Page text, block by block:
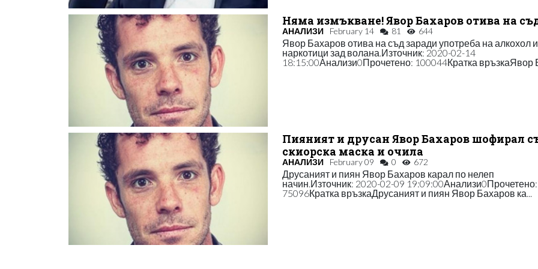
Няма измъкване! Явор Бахаров отива на
АНАЛИЗИ February 14 81 644
Явор Бахаров отива на съд заради употреба на алкохол и
наркотици зад волана.Източник: 2020-02-14
18:15:00Анализи0Прочетено: 100044Кратка връзкаЯвор
Пияният и друсан Явор Бахаров шофирал
скиорска маска и очила
АНАЛИЗИ February 09 0 672
Друсаният и пиян Явор Бахаров карал по нелеп
начин.Източник: 2020-02-09 19:09:00Анализи0Прочетено:
75096Кратка връзкаДрусаният и пиян Явор Бахаров ка...